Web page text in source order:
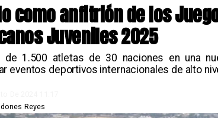
como anfitrión de los
Juveniles 2025
de 1.500 atletas de 30 naciones en una
eventos deportivos internacionales de alto
Reyes